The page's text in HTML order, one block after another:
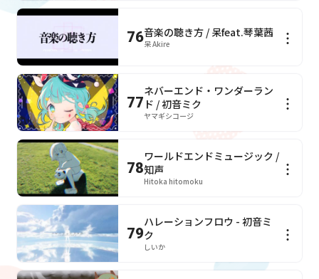
76音楽の聴き方 / 呆feat.琴葉茜
呆 Akire
77
ネバーエンド・ワンダーラン
ド / 初音ミク
ヤマギシコージ
78
ワールドエンドミュージック /
知声
Hitoka hitomoku
79
ハレーションフロウ - 初音ミ
ク
しいか